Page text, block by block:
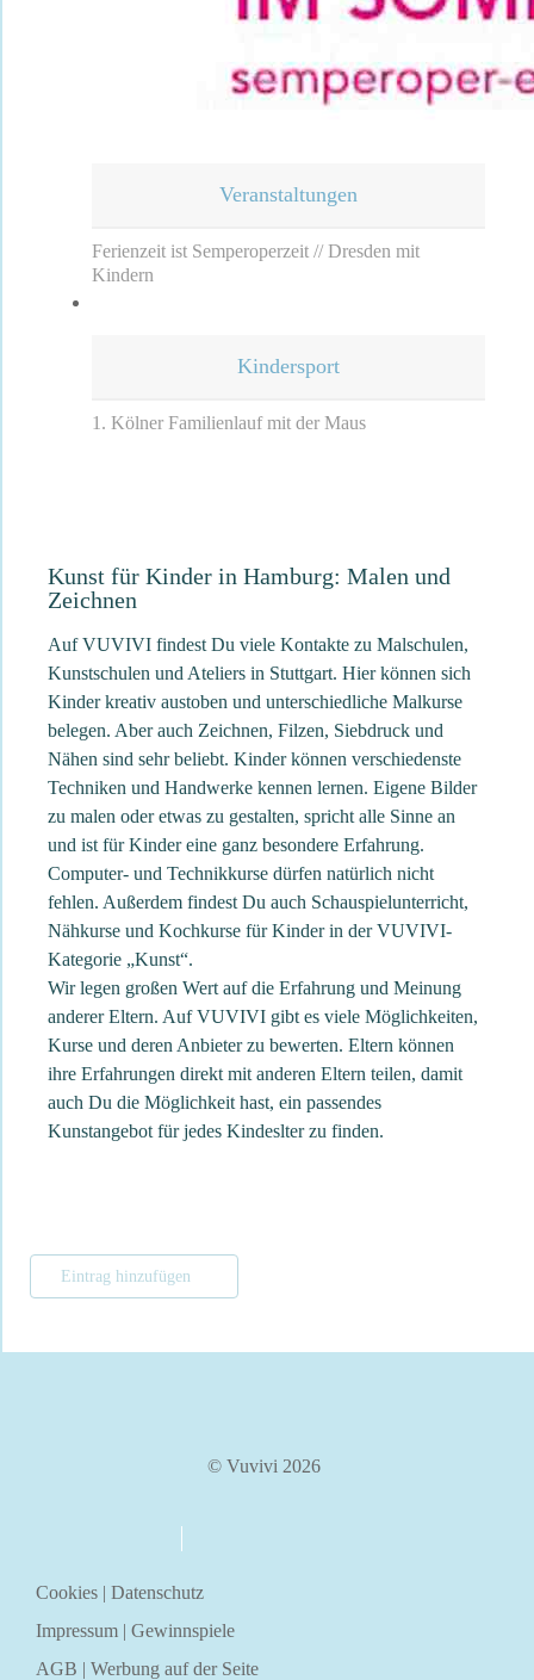
Veranstaltungen
Ferienzeit ist Semperoperzeit // Dresden mit
Kindern
Kindersport
1. Kölner Familienlauf mit der Maus
Kunst für Kinder in Hamburg: Malen und
Zeichnen
Auf VUVIVI findest Du viele Kontakte zu Malschulen,
Kunstschulen und Ateliers in Stuttgart. Hier können sich
Kinder kreativ austoben und unterschiedliche Malkurse
belegen. Aber auch Zeichnen, Filzen, Siebdruck und
Nähen sind sehr beliebt. Kinder können verschiedenste
Techniken und Handwerke kennen lernen. Eigene Bilder
zu malen oder etwas zu gestalten, spricht alle Sinne an
und ist für Kinder eine ganz besondere Erfahrung.
Computer- und Technikkurse dürfen natürlich nicht
fehlen. Außerdem findest Du auch Schauspielunterricht,
Nähkurse und Kochkurse für Kinder in der VUVIVI-
Kategorie „Kunst“.
Wir legen großen Wert auf die Erfahrung und Meinung
anderer Eltern. Auf VUVIVI gibt es viele Möglichkeiten,
Kurse und deren Anbieter zu bewerten. Eltern können
ihre Erfahrungen direkt mit anderen Eltern teilen, damit
auch Du die Möglichkeit hast, ein passendes
Kunstangebot für jedes Kindeslter zu finden.
Eintrag hinzufügen
© Vuvivi 2026
Cookies | Datenschutz
Impressum | Gewinnspiele
AGB | Werbung auf der Seite